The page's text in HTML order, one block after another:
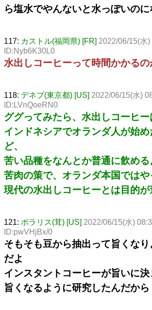
ら塩水でやんないと水っぽいの
117: カストル(福岡県) [FR] 2022/06/15(水
ID:Nyb6K30L0
水出しコーヒーって時間かかるの
118: デネブ(東京都) [US] 2022/06/15(水)
ID:LVnQoeRN0
ググってみたら、水出しコーヒ
インドネシアでオランダ人が始
ど、
苦い品種をなんとか普通に飲め
苦肉の策で、オランダ本国では
現代の水出しコーヒーとは目的が
121: ポラリス(茸) [US] 2022/06/15(水)
ID:pwVHjBx/0
そもそも豆から抽出って旨くな
だよ
インスタントコーヒーが旨いに
旨くなるように研究したんだから